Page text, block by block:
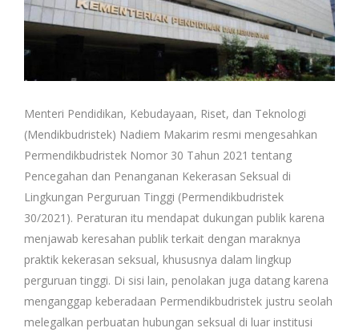
Menteri Pendidikan, Kebudayaan, Riset, dan Teknologi
(Mendikbudristek) Nadiem Makarim resmi mengesahkan
Permendikbudristek Nomor 30 Tahun 2021 tentang
Pencegahan dan Penanganan Kekerasan Seksual di
Lingkungan Perguruan Tinggi (Permendikbudristek
30/2021). Peraturan itu mendapat dukungan publik karena
menjawab keresahan publik terkait dengan maraknya
praktik kekerasan seksual, khususnya dalam lingkup
perguruan tinggi. Di sisi lain, penolakan juga datang karena
menganggap keberadaan Permendikbudristek justru seolah
melegalkan perbuatan hubungan seksual di luar institusi